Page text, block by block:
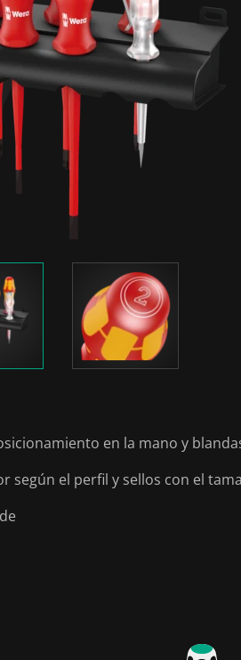
en la mano y
según el perfil y sellos con el